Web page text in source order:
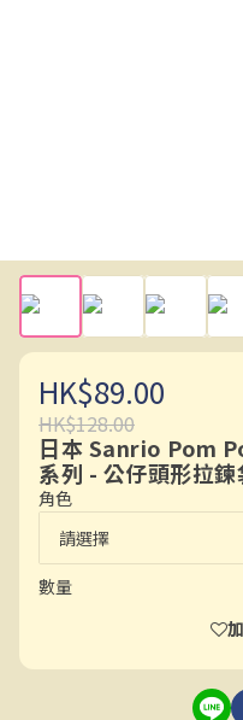
HK$89.00
HK$128.00
日本 Sanrio Pom
系列 - 公仔頭形拉
角色
數量